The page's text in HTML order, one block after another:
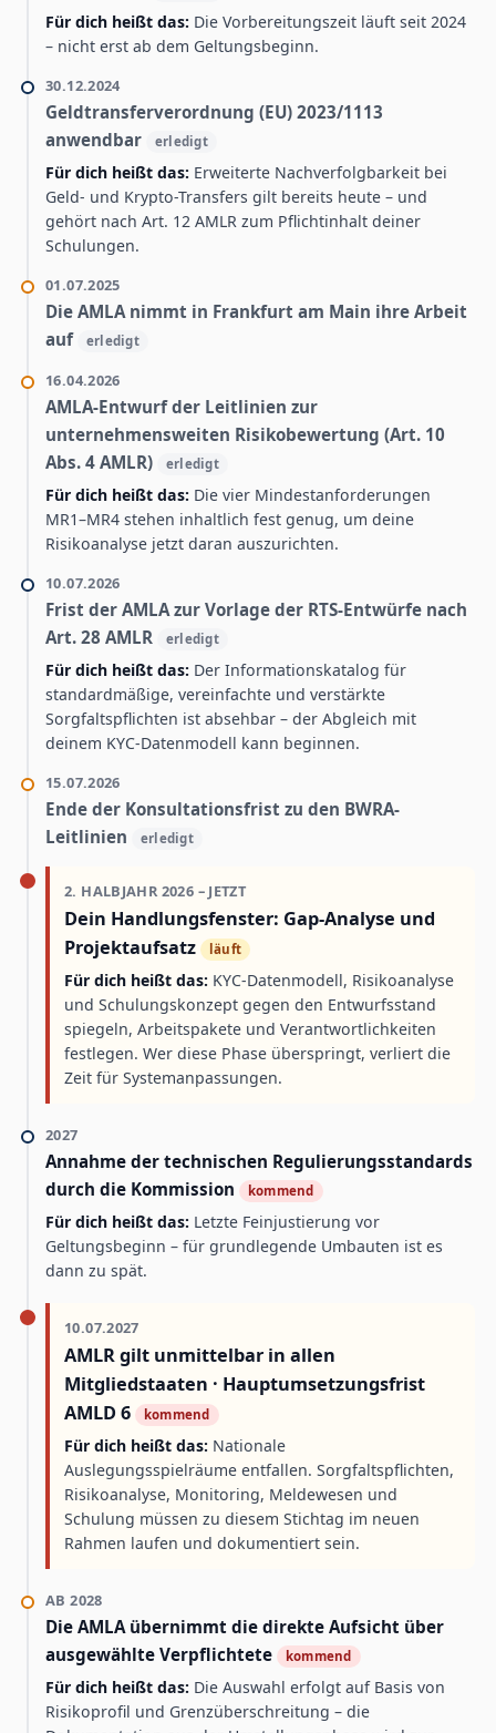
Für dich heißt das: Die Vorbereitungszeit läuft seit 2024
– nicht erst ab dem Geltungsbeginn.
30.12.2024
Geldtransferverordnung (EU) 2023/1113
anwendbar
erledigt
Für dich heißt das: Erweiterte Nachverfolgbarkeit bei
Geld- und Krypto-Transfers gilt bereits heute – und
gehört nach Art. 12 AMLR zum Pflichtinhalt deiner
Schulungen.
01.07.2025
Die AMLA nimmt in Frankfurt am Main ihre Arbeit
auf
erledigt
16.04.2026
AMLA-Entwurf der Leitlinien zur
unternehmensweiten Risikobewertung (Art. 10
Abs. 4 AMLR)
erledigt
Für dich heißt das: Die vier Mindestanforderungen
MR1–MR4 stehen inhaltlich fest genug, um deine
Risikoanalyse jetzt daran auszurichten.
10.07.2026
Frist der AMLA zur Vorlage der RTS-Entwürfe nach
Art. 28 AMLR
erledigt
Für dich heißt das: Der Informationskatalog für
standardmäßige, vereinfachte und verstärkte
Sorgfaltspflichten ist absehbar – der Abgleich mit
deinem KYC-Datenmodell kann beginnen.
15.07.2026
Ende der Konsultationsfrist zu den BWRA-
Leitlinien
erledigt
2. HALBJAHR 2026 – JETZT
Dein Handlungsfenster: Gap-Analyse und
Projektaufsatz
läuft
Für dich heißt das: KYC-Datenmodell, Risikoanalyse
und Schulungskonzept gegen den Entwurfsstand
spiegeln, Arbeitspakete und Verantwortlichkeiten
festlegen. Wer diese Phase überspringt, verliert die
Zeit für Systemanpassungen.
2027
Annahme der technischen Regulierungsstandards
durch die Kommission
kommend
Für dich heißt das: Letzte Feinjustierung vor
Geltungsbeginn – für grundlegende Umbauten ist es
dann zu spät.
10.07.2027
AMLR gilt unmittelbar in allen
Mitgliedstaaten · Hauptumsetzungsfrist
AMLD 6
kommend
Für dich heißt das: Nationale
Auslegungsspielräume entfallen. Sorgfaltspflichten,
Risikoanalyse, Monitoring, Meldewesen und
Schulung müssen zu diesem Stichtag im neuen
Rahmen laufen und dokumentiert sein.
AB 2028
Die AMLA übernimmt die direkte Aufsicht über
ausgewählte Verpflichtete
kommend
Für dich heißt das: Die Auswahl erfolgt auf Basis von
Risikoprofil und Grenzüberschreitung – die